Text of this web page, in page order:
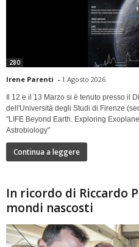
280
Irene Parenti - 1 Agosto 2026
Il 12 e il 13 Marzo si è tenuto presso il
dell'Università degli Studi di Firenze
"LIFE Beyond Earth. Exploring
Astrobiology"
Continua a leggere
In ricordo di Riccardo
mondi nascosti